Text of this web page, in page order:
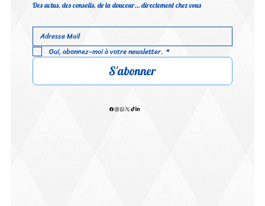
Des actus, des conseils, de la douceur… directement chez vous
Oui, abonnez-moi à votre newsletter. *
S'abonner